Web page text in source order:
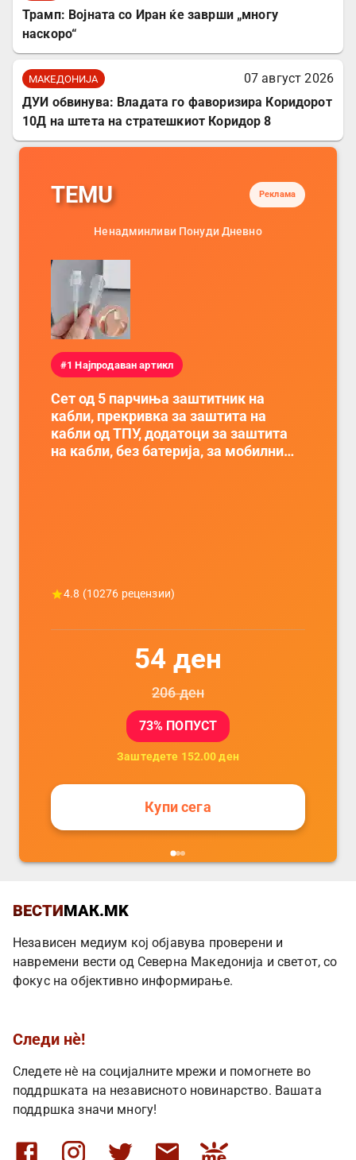
Трамп: Војната со Иран ќе заврши „многу
наскоро“
МАКЕДОНИЈА
07 август 2026
ДУИ обвинува: Владата го фаворизира Коридорот
10Д на штета на стратешкиот Коридор 8
TEMU Реклама
Ненадминливи Понуди Дневно
#1 Најпродаван артикл
Сет од 5 парчиња заштитник на
кабли, прекривка за заштита на
кабли од ТПУ, додатоци за заштита
на кабли, без батерија, за мобилни
4.8 (10276 рецензии)
54 ден
206ден
73% ПОПУСТ
Заштедете 152.00 ден
Купи сега
ВЕСТИМАК.MK
Независен медиум кој објавува проверени и
навремени вести од Северна Македонија и светот, со
фокус на објективно информирање.
Следи нè!
Следете нè на социјалните мрежи и помогнете во
поддршката на независното новинарство. Вашата
поддршка значи многу!